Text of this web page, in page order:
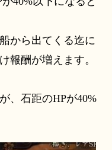
から出てくる迄に
報酬が増えます。
、石距のHPが40%